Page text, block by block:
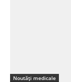
Noutăți medicale